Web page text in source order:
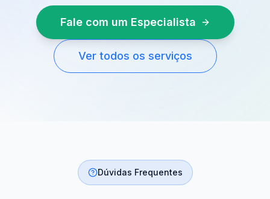
Fale com um Especialista
Ver todos os serviços
Dúvidas Frequentes